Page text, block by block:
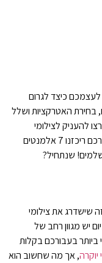
כיצד לגרום
בחירת האטרקציות ושלל
להעניק לצילומי
החתונה שלכם טאצ' מקורי ומיוחד. במיוחד בעבורכם ריכזנו 7 אלמנטים
שנתחיל?
שישדרג את צילומי
יש מגוון רחב של
ביותר בעבורכם בקלות
, אך מה שחשוב הוא